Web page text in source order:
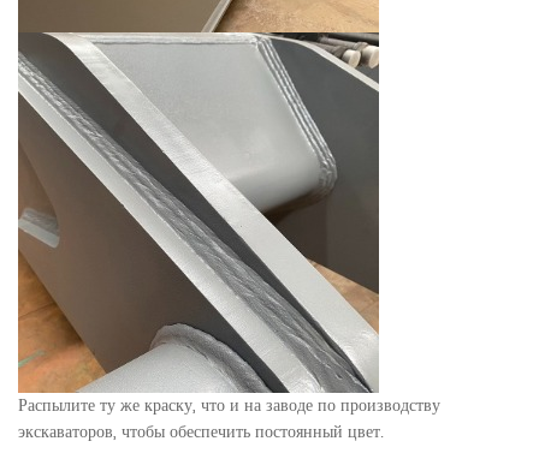
Распылите ту же краску, что и на заводе по производству
экскаваторов, чтобы обеспечить постоянный цвет.